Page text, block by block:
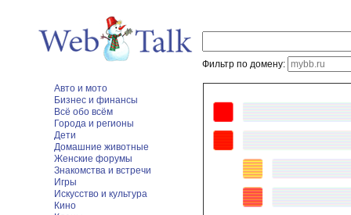
Фильтр по домену:
Авто и мото
Бизнес и финансы
Всё обо всём
Города и регионы
Дети
Домашние животные
Женские форумы
Знакомства и встречи
Игры
Искусство и культура
Кино